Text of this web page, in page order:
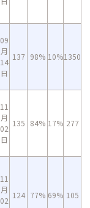
09
月
14
日
137 98% 10%1350
11
月
02
日
135 84% 17% 277
11
月
02
124 77% 69% 105